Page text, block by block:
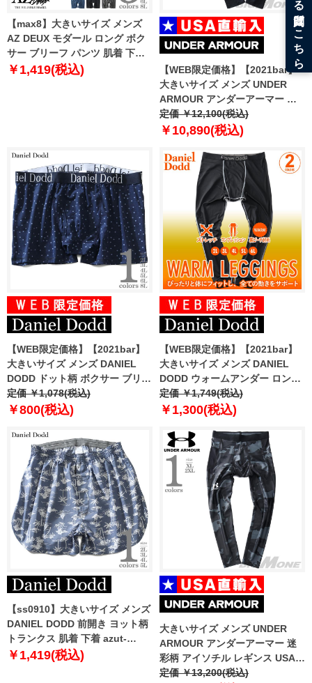
【max8】大きいサイズ メンズ
AZ DEUX モダール ロング ボク
サー ブリーフ パンツ 肌着 下着
azup-219041
￥1,419(税込)
【WEB限定価格】【2021bar】
大きいサイズ メンズ UNDER
ARMOUR アンダーアーマー レ
ギンス ColdGear Leggings
USA直輸入 1366075
定価 ￥12,100(税込)
￥10,890(税込)
【WEB限定価格】【2021bar】
大きいサイズ メンズ DANIEL
DODD ドット柄 ボクサー ブリー
フ パンツ 肌着 下着 azup-
219061
定価 ￥1,078(税込)
￥800(税込)
【WEB限定価格】【2021bar】
大きいサイズ メンズ DANIEL
DODD ウォームアンダー ロング
タイツ レギンス コンプレッショ
ン 裏ピーチ起毛 azit-210502
定価 ￥1,749(税込)
￥1,300(税込)
【ss0910】大きいサイズ メンズ
DANIEL DODD 前開き ヨット柄
トランクス 肌着 下着 azut-
219016
￥1,419(税込)
大きいサイズ メンズ UNDER
ARMOUR アンダーアーマー 迷
彩柄 アイソチル レギンス USA直
輸入 1361585
定価 ￥13,200(税込)